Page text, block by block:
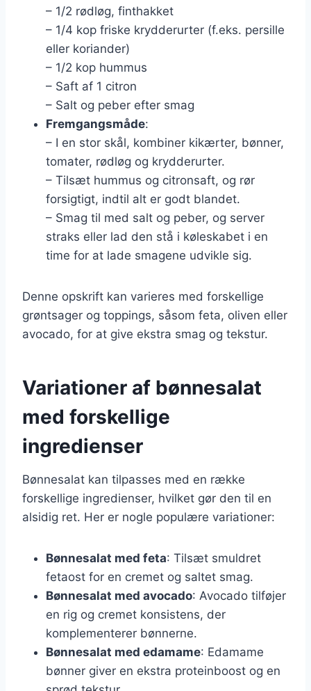
– 1/2 rødløg, finthakket
– 1/4 kop friske krydderurter (f.eks. persille
eller koriander)
– 1/2 kop hummus
– Saft af 1 citron
– Salt og peber efter smag
Fremgangsmåde:
– I en stor skål, kombiner kikærter, bønner,
tomater, rødløg og krydderurter.
– Tilsæt hummus og citronsaft, og rør
forsigtigt, indtil alt er godt blandet.
– Smag til med salt og peber, og server
straks eller lad den stå i køleskabet i en
time for at lade smagene udvikle sig.
Denne opskrift kan varieres med forskellige
grøntsager og toppings, såsom feta, oliven eller
avocado, for at give ekstra smag og tekstur.
Variationer af bønnesalat
med forskellige
ingredienser
Bønnesalat kan tilpasses med en række
forskellige ingredienser, hvilket gør den til en
alsidig ret. Her er nogle populære variationer:
Bønnesalat med feta: Tilsæt smuldret
fetaost for en cremet og saltet smag.
Bønnesalat med avocado: Avocado tilføjer
en rig og cremet konsistens, der
komplementerer bønnerne.
Bønnesalat med edamame: Edamame
bønner giver en ekstra proteinboost og en